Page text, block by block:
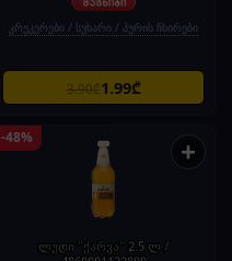
კრეკერები / სუხარი / პურის ჩხირები
3.90₾1.99₾
-48% +
ლუდი "ქარვა" 2.5 ლ /